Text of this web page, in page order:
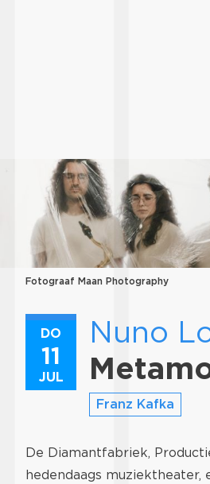
Fotograaf Maan Photography
DO
11
JUL
Nuno
Franz Kafka
De Diamantfabriek,
hedendaags muziektheater,